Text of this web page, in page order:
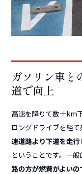
ガソリン車
道で向上
高速を降りて数十km
ロングドライブを経て
速道路より下道を走
ということです。一般
路の方が燃費がよい